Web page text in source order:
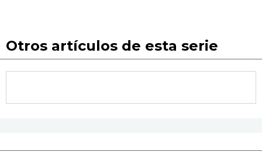
Otros artículos de esta serie